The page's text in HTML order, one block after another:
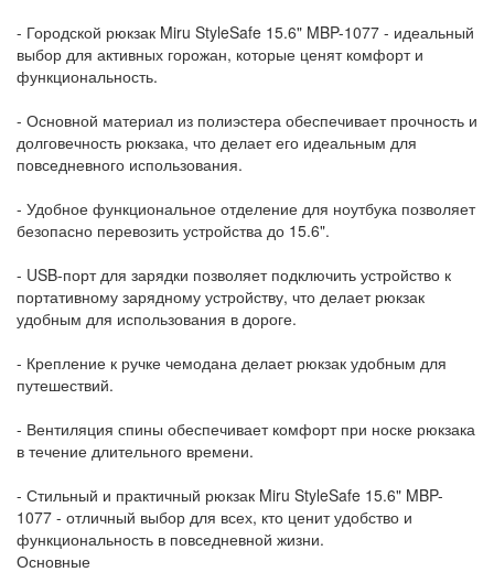
- Городской рюкзак Miru StyleSafe 15.6" MBP-1077 - идеальный
выбор для активных горожан, которые ценят комфорт и
функциональность.
- Основной материал из полиэстера обеспечивает прочность и
долговечность рюкзака, что делает его идеальным для
повседневного использования.
- Удобное функциональное отделение для ноутбука позволяет
безопасно перевозить устройства до 15.6".
- USB-порт для зарядки позволяет подключить устройство к
портативному зарядному устройству, что делает рюкзак
удобным для использования в дороге.
- Крепление к ручке чемодана делает рюкзак удобным для
путешествий.
- Вентиляция спины обеспечивает комфорт при носке рюкзака
в течение длительного времени.
- Стильный и практичный рюкзак Miru StyleSafe 15.6" MBP-
1077 - отличный выбор для всех, кто ценит удобство и
функциональность в повседневной жизни.
Основные